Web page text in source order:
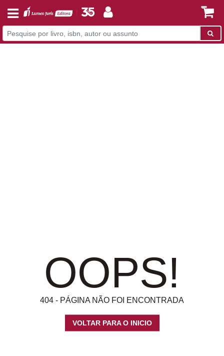
OOPS!
404 - PÁGINA NÃO FOI ENCONTRADA
VOLTAR PARA O INICIO